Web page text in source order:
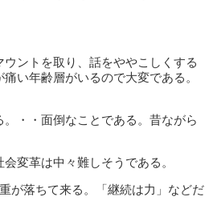
ントを取り、話をややこしくする
い年齢層がいるので大変である。
・・面倒なことである。昔ながら
変革は中々難しそうである。
が落ちて来る。「継続は力」などだ